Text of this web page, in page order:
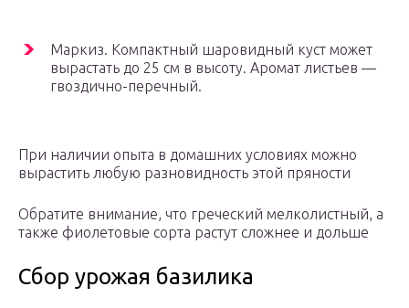
Маркиз. Компактный шаровидный куст может
вырастать до 25 см в высоту. Аромат листьев —
гвоздично-перечный.
При наличии опыта в домашних условиях можно
вырастить любую разновидность этой пряности
Обратите внимание, что греческий мелколистный, а
также фиолетовые сорта растут сложнее и дольше
Сбор урожая базилика